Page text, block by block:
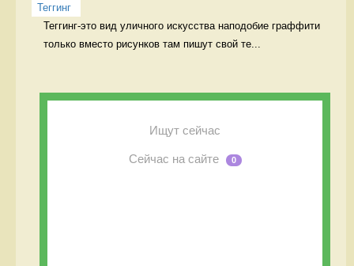
Теггинг
Теггинг-это вид уличного искусства наподобие граффити
только вместо рисунков там пишут свой те...
Ищут сейчас
Сейчас на сайте 0